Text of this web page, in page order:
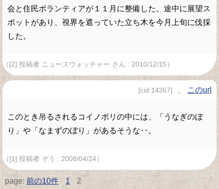
会と住民ボランティアが１１月に整備した。途中に展望ス
ポットがあり、視界を遮っていた立ち木を今月上旬に伐採
した。
（[2] 投稿者 ニュースウォッチャー さん : 2010/12/15）
[cid:14267] このurl
このとき吊るされるコイノボリの中には、「うなぎのぼ
り」や「なまずのぼり」があるそうな‥。
（[1] 投稿者 ぞう : 2008/04/24）
page:前の10件 1 2